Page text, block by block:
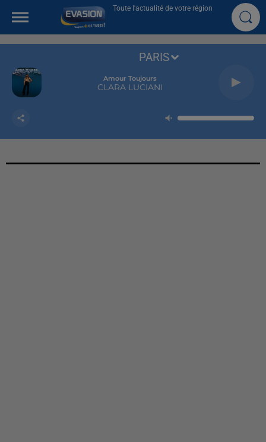
Toute l'actualité de votre région
Amour Toujours
CLARA LUCIANI
PARIS